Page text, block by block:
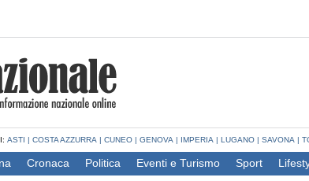
ASTI | COSTA AZZURRA | CUNEO | GENOVA | IMPERIA | LUGANO | SAVONA |
Cronaca Politica Eventi e Turismo Sport